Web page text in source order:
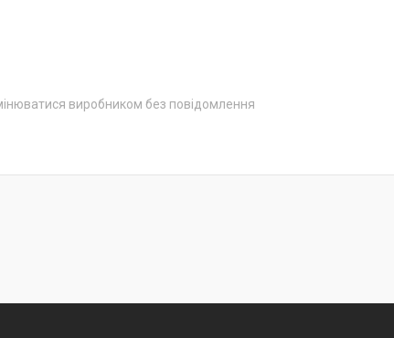
виробником без повідомлення